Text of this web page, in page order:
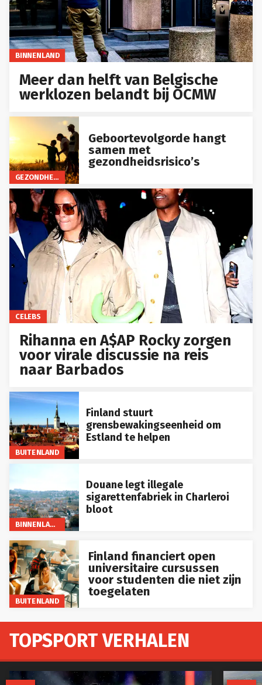
BINNENLAND
Meer dan helft van Belgische
werklozen belandt bij OCMW
GEZONDHEID
Geboortevolgorde hangt
samen met
gezondheidsrisico’s
CELEBS
Rihanna en A$AP Rocky zorgen
voor virale discussie na reis
naar Barbados
BUITENLAND
Finland stuurt
grensbewakingseenheid om
Estland te helpen
BINNENLAND
Douane legt illegale
sigarettenfabriek in Charleroi
bloot
BUITENLAND
Finland financiert open
universitaire cursussen
voor studenten die niet zijn
toegelaten
TOPSPORT VERHALEN